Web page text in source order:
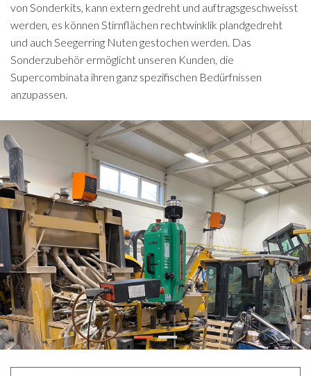
von Sonderkits, kann extern gedreht und auftragsgeschweisst
werden, es können Stirnflächen rechtwinklik plandgedreht
und auch Seegerring Nuten gestochen werden. Das
Sonderzubehör ermöglicht unseren Kunden, die
Supercombinata ihren ganz spezifischen Bedürfnissen
anzupassen.